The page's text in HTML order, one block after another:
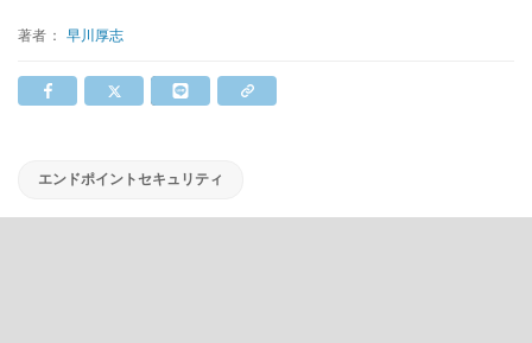
著者： 早川厚志
エンドポイントセキュリティ